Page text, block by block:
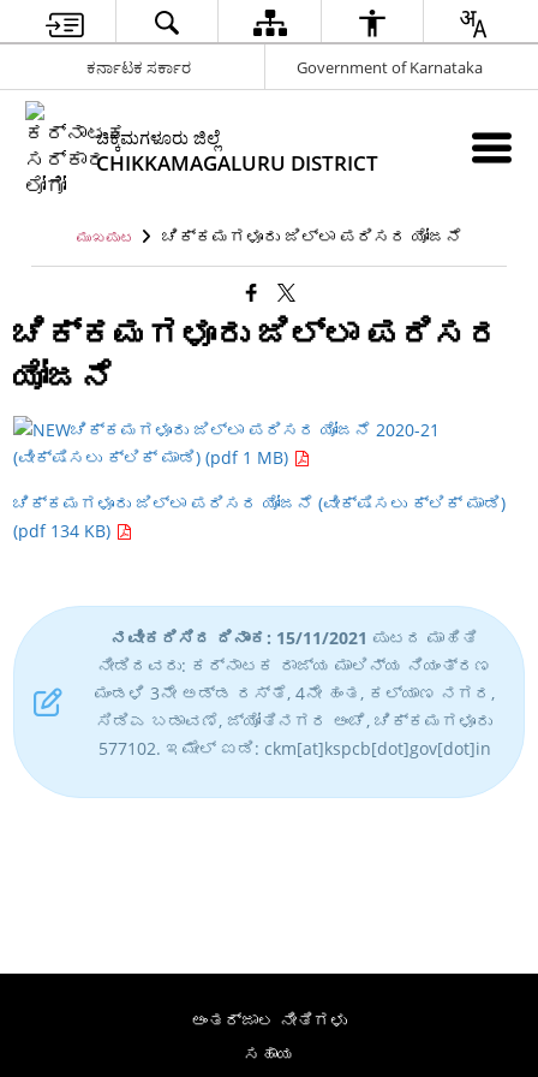
ಕರ್ನಾಟಕ ಸರ್ಕಾರ Government of Karnataka
ಚಿಕ್ಕಮಗಳೂರು ಜಿಲ್ಲೆ
CHIKKAMAGALURU DISTRICT
ಮುಖಪುಟ ಚಿಕ್ಕಮಗಳೂರು ಜಿಲ್ಲಾ ಪರಿಸರ ಯೋಜನೆ
ಚಿಕ್ಕಮಗಳೂರು ಜಿಲ್ಲಾ ಪರಿಸರ
ಯೋಜನೆ
ಚಿಕ್ಕಮಗಳೂರು ಜಿಲ್ಲಾ ಪರಿಸರ ಯೋಜನೆ 2020-21
(ವೀಕ್ಷಿಸಲು ಕ್ಲಿಕ್ ಮಾಡಿ) (pdf 1 MB)
ಚಿಕ್ಕಮಗಳೂರು ಜಿಲ್ಲಾ ಪರಿಸರ ಯೋಜನೆ (ವೀಕ್ಷಿಸಲು ಕ್ಲಿಕ್ ಮಾಡಿ)
(pdf 134 KB)
ನವೀಕರಿಸಿದ ದಿನಾಂಕ: 15/11/2021 ಪುಟದ ಮಾಹಿತಿ
ನೀಡಿದವರು: ಕರ್ನಾಟಕ ರಾಜ್ಯ ಮಾಲಿನ್ಯ ನಿಯಂತ್ರಣ
ಮಂಡಳಿ 3ನೇ ಅಡ್ಡ ರಸ್ತೆ, 4ನೇ ಹಂತ, ಕಲ್ಯಾಣ ನಗರ,
ಸಿಡಿಎ ಬಡಾವಣೆ, ಜ್ಯೋತಿನಗರ ಅಂಚೆ, ಚಿಕ್ಕಮಗಳೂರು
577102. ಇಮೇಲ್ ಐಡಿ: ckm[at]kspcb[dot]gov[dot]in
ಅಂತರ್ಜಾಲ ನೀತಿಗಳು
ಸಹಾಯ